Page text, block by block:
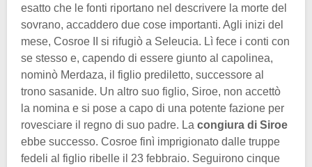
esatto che le fonti riportano nel descrivere la morte del
sovrano, accaddero due cose importanti. Agli inizi del
mese, Cosroe II si rifugiò a Seleucia. Lì fece i conti con
se stesso e, capendo di essere giunto al capolinea,
nominò Merdaza, il figlio prediletto, successore al
trono sasanide. Un altro suo figlio, Siroe, non accettò
la nomina e si pose a capo di una potente fazione per
rovesciare il regno di suo padre. La congiura di Siroe
ebbe successo. Cosroe finì imprigionato dalle truppe
fedeli al figlio ribelle il 23 febbraio. Seguirono cinque